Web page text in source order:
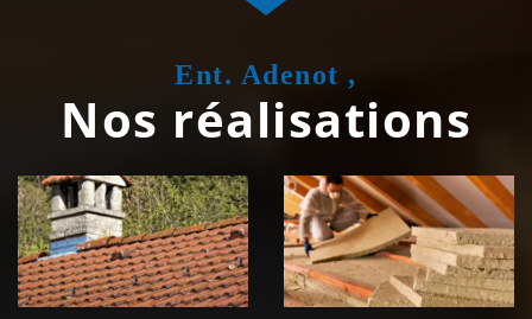
Ent. Adenot ,
Nos réalisations
Couvreur
zingueur 39
Jura
Isolation de
toiture 39
Jura